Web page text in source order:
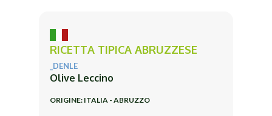
RICETTA TIPICA ABRUZZESE
_DENLE
Olive Leccino
ORIGINE: ITALIA - ABRUZZO